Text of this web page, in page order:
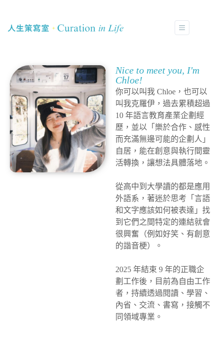
Nice to meet you, I'm
Chloe!
你可以叫我 Chloe，也可以
叫我克羅伊，過去累積超過
10 年語言教育產業企劃經
歷，並以「樂於合作、感性
而充滿無邊可能的企劃人」
自居， 能在創意與執行間靈
活轉換，讓想法具體落地。
從高中到大學讀的都是應用
外語系，著迷於思考「言語
和文字應該如何被表達」找
到它們之間特定的連結就會
很興奮（例如好笑、有創意
的諧音梗）。
2025 年結束 9 年的正職企
劃工作後，目前為自由工作
者，持續透過閱讀、學習、
內省、交流、書寫，接觸不
同領域專業。